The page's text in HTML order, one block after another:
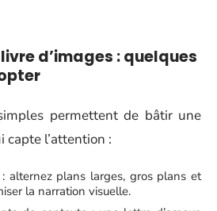
d’images : quelques
permettent de bâtir une
l’attention :
alternez plans larges, gros plans et
la narration visuelle.